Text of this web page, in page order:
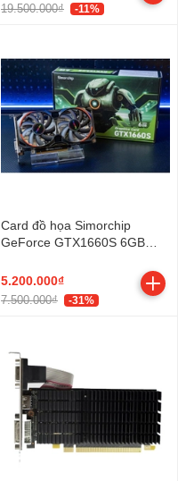
19.500.000₫ -11%
Card đồ họa Simorchip
GeForce GTX1660S 6GB
5.200.000₫
7.500.000₫ -31%